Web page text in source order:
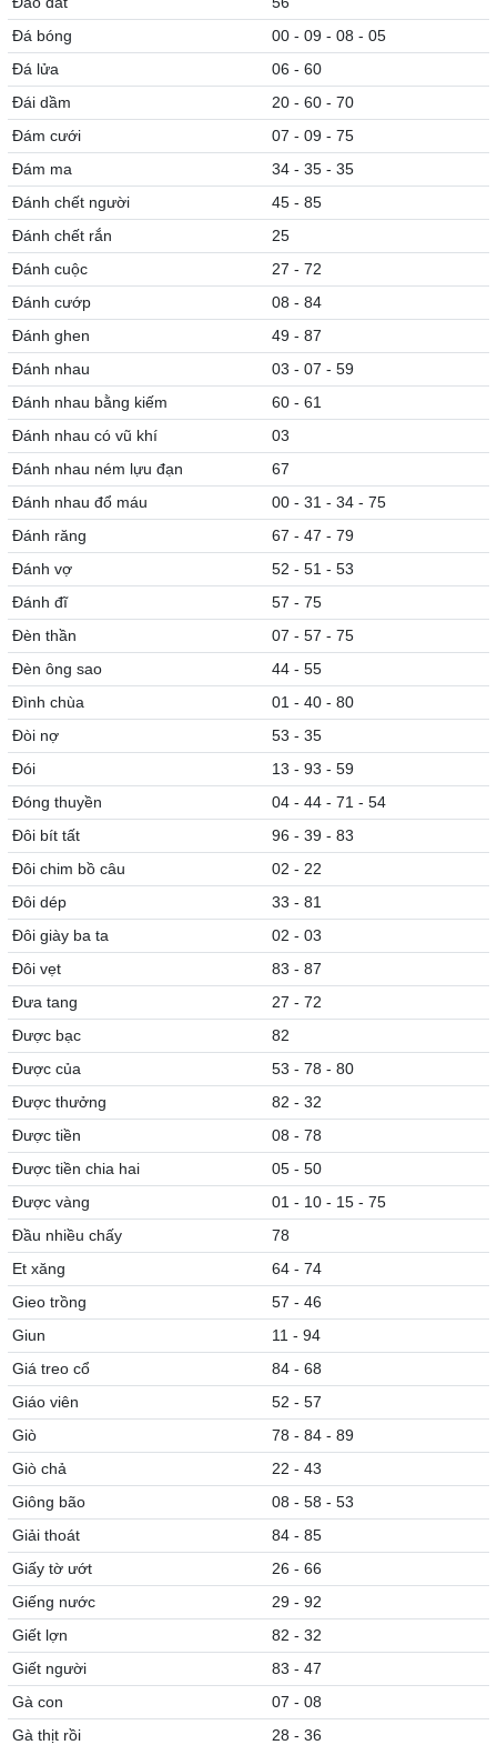
Đá bóng
00 - 09 - 08 - 05
Đá lửa
06 - 60
Đái dầm
20 - 60 - 70
Đám cưới
07 - 09 - 75
Đám ma
34 - 35 - 35
Đánh chết người
45 - 85
Đánh chết rắn
25
Đánh cuộc
27 - 72
Đánh cướp
08 - 84
Đánh ghen
49 - 87
Đánh nhau
03 - 07 - 59
Đánh nhau bằng kiếm
60 - 61
Đánh nhau có vũ khí
03
Đánh nhau ném lựu đạn
67
Đánh nhau đổ máu
00 - 31 - 34 - 75
Đánh răng
67 - 47 - 79
Đánh vợ
52 - 51 - 53
Đánh đĩ
57 - 75
Đèn thần
07 - 57 - 75
Đèn ông sao
44 - 55
Đình chùa
01 - 40 - 80
Đòi nợ
53 - 35
Đói
13 - 93 - 59
Đóng thuyền
04 - 44 - 71 - 54
Đôi bít tất
96 - 39 - 83
Đôi chim bồ câu
02 - 22
Đôi dép
33 - 81
Đôi giày ba ta
02 - 03
Đôi vẹt
83 - 87
Đưa tang
27 - 72
Được bạc
82
Được của
53 - 78 - 80
Được thưởng
82 - 32
Được tiền
08 - 78
Được tiền chia hai
05 - 50
Được vàng
01 - 10 - 15 - 75
Đầu nhiều chấy
78
Et xăng
64 - 74
Gieo trồng
57 - 46
Giun
11 - 94
Giá treo cổ
84 - 68
Giáo viên
52 - 57
Giò
78 - 84 - 89
Giò chả
22 - 43
Giông bão
08 - 58 - 53
Giải thoát
84 - 85
Giấy tờ ướt
26 - 66
Giếng nước
29 - 92
Giết lợn
82 - 32
Giết người
83 - 47
Gà con
07 - 08
Gà thịt rồi
28 - 36